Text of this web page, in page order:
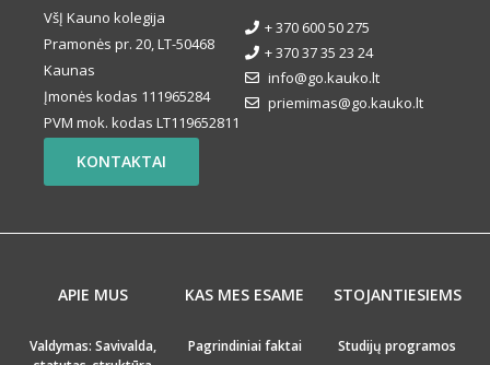
VšĮ Kauno kolegija
Pramonės pr. 20, LT-50468
Kaunas
Įmonės kodas 111965284
PVM mok. kodas LT119652811
+ 370 600 50 275
+ 370 37 35 23 24
info@go.kauko.lt
priemimas@go.kauko.lt
KONTAKTAI
APIE MUS
Valdymas: Savivalda,
KAS MES ESAME
Pagrindiniai faktai
STOJANTIESIEMS
Studijų programos